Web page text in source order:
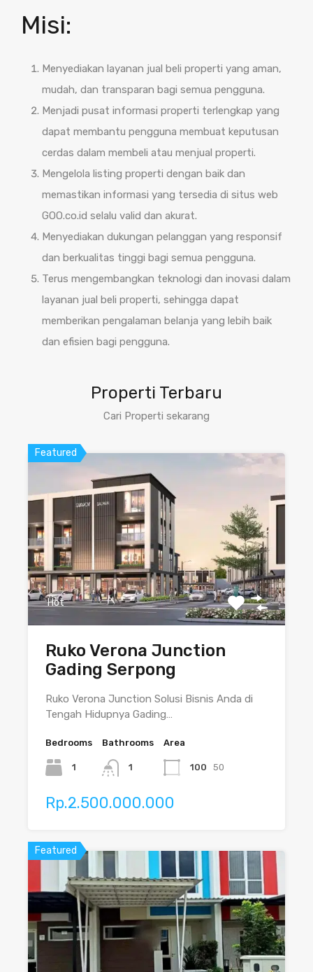
Misi:
Menyediakan layanan jual beli properti yang aman,
mudah, dan transparan bagi semua pengguna.
Menjadi pusat informasi properti terlengkap yang
dapat membantu pengguna membuat keputusan
cerdas dalam membeli atau menjual properti.
Mengelola listing properti dengan baik dan
memastikan informasi yang tersedia di situs web
GOO.co.id selalu valid dan akurat.
Menyediakan dukungan pelanggan yang responsif
dan berkualitas tinggi bagi semua pengguna.
Terus mengembangkan teknologi dan inovasi dalam
layanan jual beli properti, sehingga dapat
memberikan pengalaman belanja yang lebih baik
dan efisien bagi pengguna.
Properti Terbaru
Cari Properti sekarang
Featured
Hot
Ruko Verona Junction
Gading Serpong
Ruko Verona Junction Solusi Bisnis Anda di
Tengah Hidupnya Gading…
Bedrooms
1
Bathrooms
1
Area
100 50
Rp.2.500.000.000
Featured